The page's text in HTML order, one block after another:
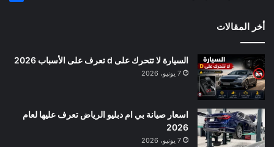
أخر المقالات
السيارة لا تتحرك على d تعرف على الأسباب 2026
7 يونيو، 2026
اسعار صيانة بي ام دبليو الرياض تعرف عليها لعام
2026
7 يونيو، 2026